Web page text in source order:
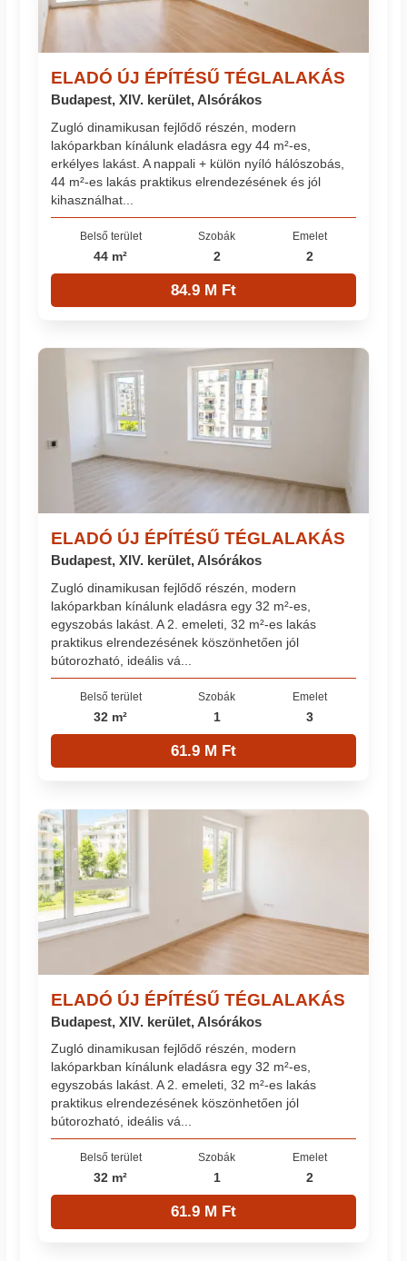
ELADÓ ÚJ ÉPÍTÉSŰ TÉGLALAKÁS
Budapest, XIV. kerület, Alsórákos
Zugló dinamikusan fejlődő részén, modern
lakóparkban kínálunk eladásra egy 44 m²-es,
erkélyes lakást. A nappali + külön nyíló hálószobás,
44 m²-es lakás praktikus elrendezésének és jól
kihasználhat...
Belső terület
44 m²
Szobák
2
Emelet
2
84.9 M Ft
ELADÓ ÚJ ÉPÍTÉSŰ TÉGLALAKÁS
Budapest, XIV. kerület, Alsórákos
Zugló dinamikusan fejlődő részén, modern
lakóparkban kínálunk eladásra egy 32 m²-es,
egyszobás lakást. A 2. emeleti, 32 m²-es lakás
praktikus elrendezésének köszönhetően jól
bútorozható, ideális vá...
Belső terület
32 m²
Szobák
1
Emelet
3
61.9 M Ft
ELADÓ ÚJ ÉPÍTÉSŰ TÉGLALAKÁS
Budapest, XIV. kerület, Alsórákos
Zugló dinamikusan fejlődő részén, modern
lakóparkban kínálunk eladásra egy 32 m²-es,
egyszobás lakást. A 2. emeleti, 32 m²-es lakás
praktikus elrendezésének köszönhetően jól
bútorozható, ideális vá...
Belső terület
32 m²
Szobák
1
Emelet
2
61.9 M Ft